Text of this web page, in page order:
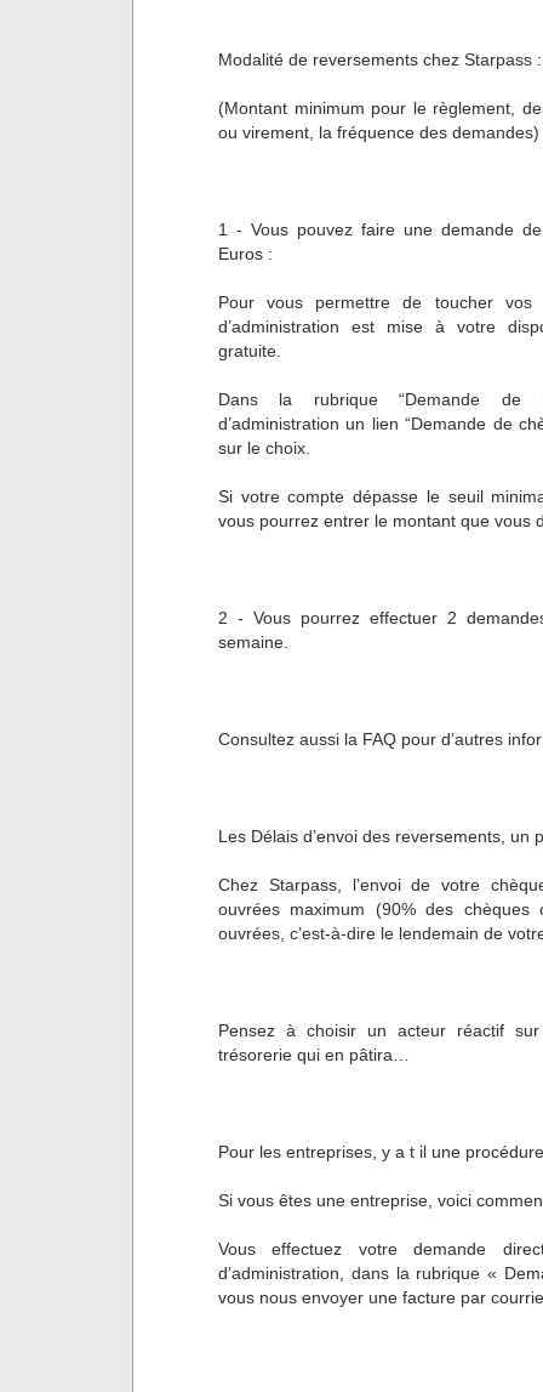
Modalité de reversements chez Starpass :
(Montant minimum pour le règlement,
ou virement, la fréquence des demandes)
1 - Vous pouvez faire une demande
Euros :
Pour vous permettre de toucher vos
d’administration est mise à votre
gratuite.
Dans la rubrique “Demande de
d’administration un lien “Demande de
sur le choix.
Si votre compte dépasse le seuil
vous pourrez entrer le montant que vous
2 - Vous pourrez effectuer 2
semaine.
Consultez aussi la FAQ pour d’autres
Les Délais d’envoi des reversements, un
Chez Starpass, l’envoi de votre
ouvrées maximum (90% des
ouvrées, c’est-à-dire le lendemain de
Pensez à choisir un acteur réactif
trésorerie qui en pâtira…
Pour les entreprises, y a t il une
Si vous êtes une entreprise, voici
Vous effectuez votre demande
d’administration, dans la rubrique «
vous nous envoyer une facture par